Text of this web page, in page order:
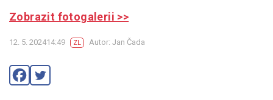
Zobrazit fotogalerii >>
12. 5. 202414:49 ZL Autor: Jan Čada